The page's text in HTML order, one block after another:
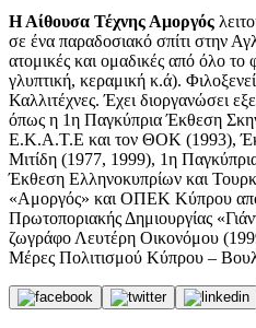
Η Αίθουσα Τέχνης Αμοργός
σε ένα παραδοσιακό σπίτι στην
ατομικές και ομαδικές από όλο
γλυπτική, κεραμική κ.ά).
Καλλιτέχνες. Έχει διοργανώσει
όπως η 1η Παγκύπρια Έκθεση
Ε.Κ.Α.Τ.Ε και τον ΘΟΚ (1993),
Μιτίδη (1977, 1999), 1η
Έκθεση Ελληνοκυπρίων και
«Αμοργός» και ΟΠΕΚ Κύπρου
Πρωτοποριακής Δημιουργίας
ζωγράφο Λευτέρη Οικονόμου
Μέρες Πολιτισμού Κύπρου –